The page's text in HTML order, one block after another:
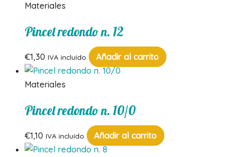
Materiales
Pincel redondo n. 12
€1,30 IVA incluído Añadir al carrito
Materiales
Pincel redondo n. 10/0
€1,10 IVA incluído Añadir al carrito